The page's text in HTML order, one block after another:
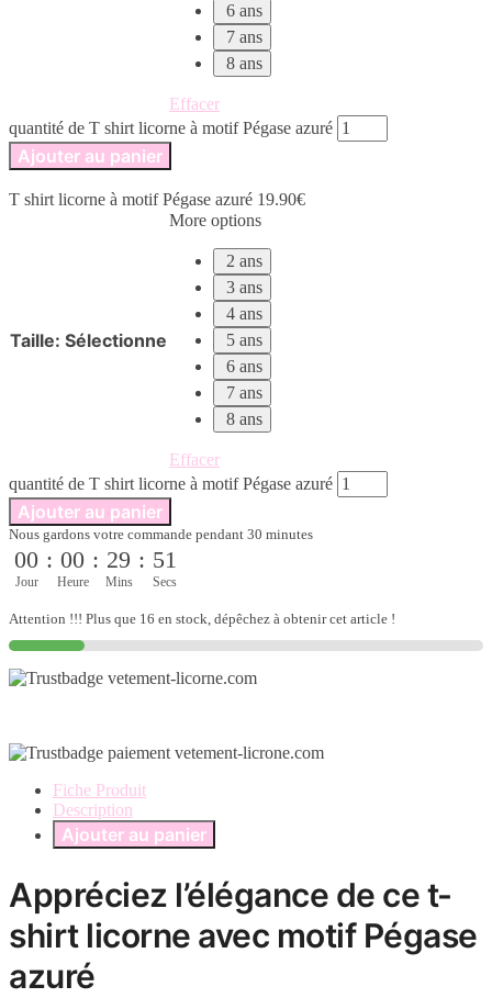
6 ans
7 ans
8 ans
Effacer
quantité de T shirt licorne à motif Pégase azuré
Ajouter au panier
T shirt licorne à motif Pégase azuré 19.90€
Taille: Sélectionne
More options
2 ans
3 ans
4 ans
5 ans
6 ans
7 ans
8 ans
Effacer
quantité de T shirt licorne à motif Pégase azuré
Ajouter au panier
Nous gardons votre commande pendant 30 minutes
00
Jour
: 00
Heure
: 29
Mins
: 51
Secs
Attention !!! Plus que 16 en stock, dépêchez à obtenir cet article !
Fiche Produit
Description
Ajouter au panier
Appréciez l’élégance de ce t-
shirt licorne avec motif Pégase
azuré